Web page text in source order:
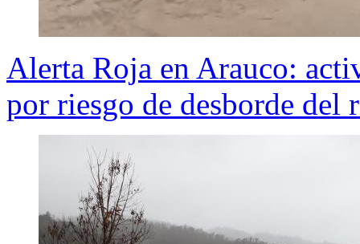
Alerta Roja en Arauco:
por riesgo de desborde del